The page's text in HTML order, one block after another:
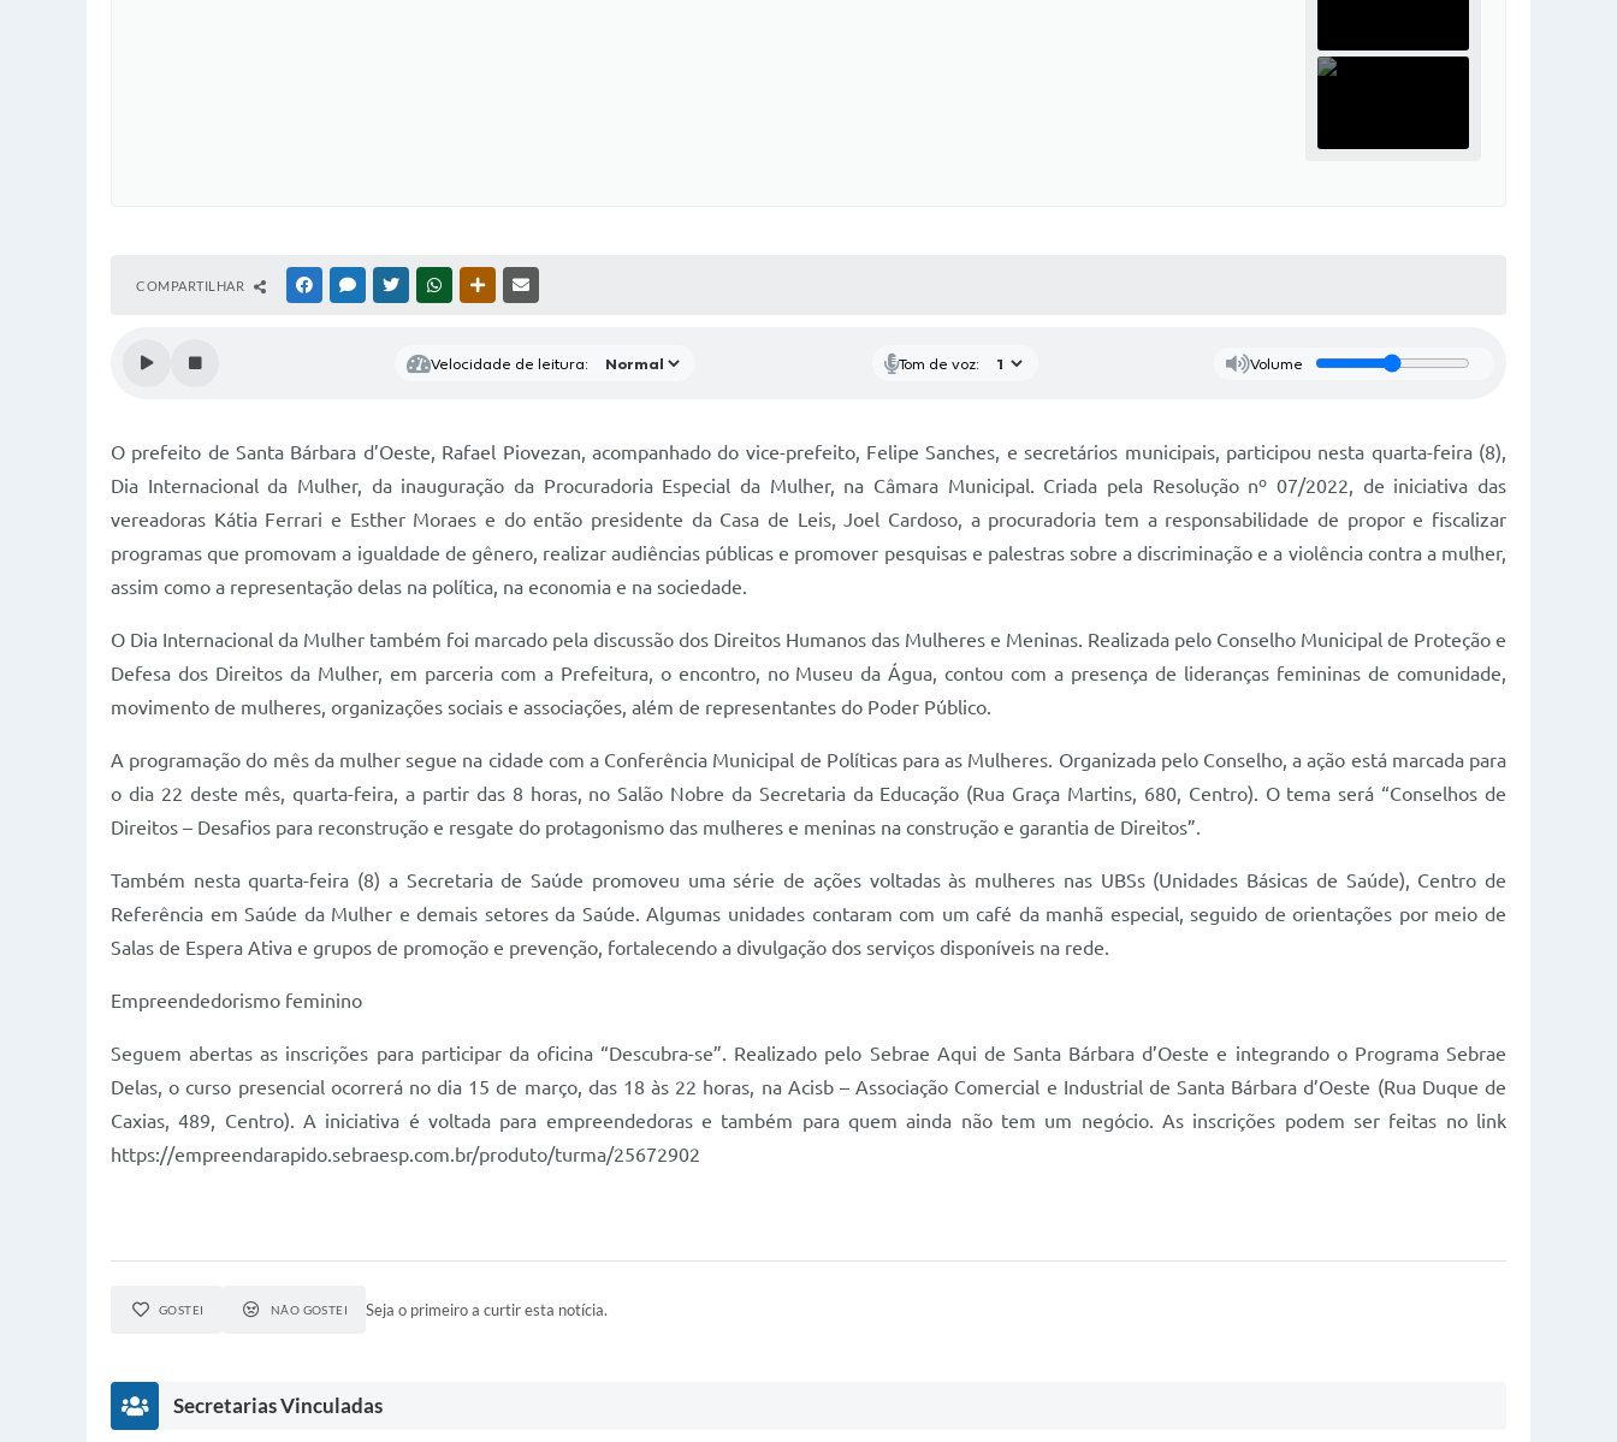
COMPARTILHAR FACEBOOKMESSENGER
TWITTERWHATSAPPOUTRAS MÍDIAS
Velocidade de leitura: Tom de voz: Volume
O prefeito de Santa Bárbara d’Oeste, Rafael Piovezan, acompanhado do vice-prefeito, Felipe Sanches, e secretários municipais, participou nesta quarta-feira (8),
Dia Internacional da Mulher, da inauguração da Procuradoria Especial da Mulher, na Câmara Municipal. Criada pela Resolução nº 07/2022, de iniciativa das
vereadoras Kátia Ferrari e Esther Moraes e do então presidente da Casa de Leis, Joel Cardoso, a procuradoria tem a responsabilidade de propor e fiscalizar
programas que promovam a igualdade de gênero, realizar audiências públicas e promover pesquisas e palestras sobre a discriminação e a violência contra a mulher,
assim como a representação delas na política, na economia e na sociedade.
O Dia Internacional da Mulher também foi marcado pela discussão dos Direitos Humanos das Mulheres e Meninas. Realizada pelo Conselho Municipal de Proteção e
Defesa dos Direitos da Mulher, em parceria com a Prefeitura, o encontro, no Museu da Água, contou com a presença de lideranças femininas de comunidade,
movimento de mulheres, organizações sociais e associações, além de representantes do Poder Público.
A programação do mês da mulher segue na cidade com a Conferência Municipal de Políticas para as Mulheres. Organizada pelo Conselho, a ação está marcada para
o dia 22 deste mês, quarta-feira, a partir das 8 horas, no Salão Nobre da Secretaria da Educação (Rua Graça Martins, 680, Centro). O tema será “Conselhos de
Direitos – Desafios para reconstrução e resgate do protagonismo das mulheres e meninas na construção e garantia de Direitos”.
Também nesta quarta-feira (8) a Secretaria de Saúde promoveu uma série de ações voltadas às mulheres nas UBSs (Unidades Básicas de Saúde), Centro de
Referência em Saúde da Mulher e demais setores da Saúde. Algumas unidades contaram com um café da manhã especial, seguido de orientações por meio de
Salas de Espera Ativa e grupos de promoção e prevenção, fortalecendo a divulgação dos serviços disponíveis na rede.
Empreendedorismo feminino
Seguem abertas as inscrições para participar da oficina “Descubra-se”. Realizado pelo Sebrae Aqui de Santa Bárbara d’Oeste e integrando o Programa Sebrae
Delas, o curso presencial ocorrerá no dia 15 de março, das 18 às 22 horas, na Acisb – Associação Comercial e Industrial de Santa Bárbara d’Oeste (Rua Duque de
Caxias, 489, Centro). A iniciativa é voltada para empreendedoras e também para quem ainda não tem um negócio. As inscrições podem ser feitas no link
https://empreendarapido.sebraesp.com.br/produto/turma/25672902
GOSTEI NÃO GOSTEI Seja o primeiro a curtir esta notícia.
Secretarias Vinculadas